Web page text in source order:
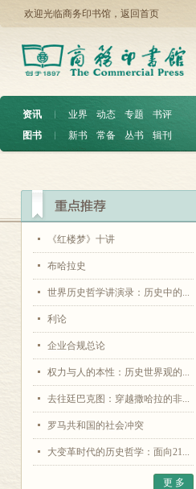
欢迎光临商务印书馆， 返回首页
资讯 ︱ 业界 动态 专题
书评
图书
︱ 新书 常备 丛书 辑刊
《红楼梦》十讲
布哈拉史
世界历史哲学讲演录：历史中的...
利论
企业合规总论
权力与人的本性：历史世界观的...
去往廷巴克图：穿越撒哈拉的非...
罗马共和国的社会冲突
大变革时代的历史哲学：面向21...
更 多